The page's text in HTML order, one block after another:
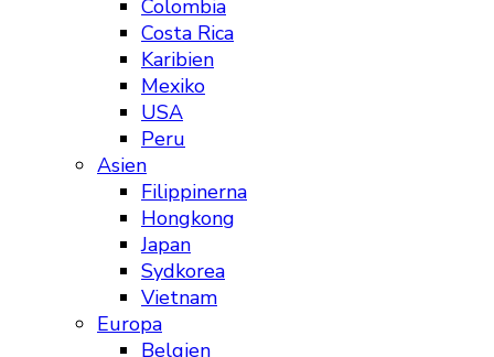
Colombia
Costa Rica
Karibien
Mexiko
USA
Peru
Asien
Filippinerna
Hongkong
Japan
Sydkorea
Vietnam
Europa
Belgien